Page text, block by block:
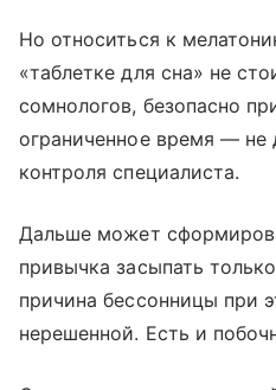
Но относиться к
«таблетке для сна» не
сомнологов, безопасно
ограниченное время — не
контроля специалиста.
Дальше может
привычка засыпать
причина бессонницы при
нерешенной. Есть и